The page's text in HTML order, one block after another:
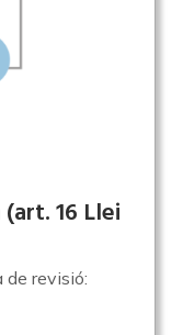
16 Llei
de revisió: